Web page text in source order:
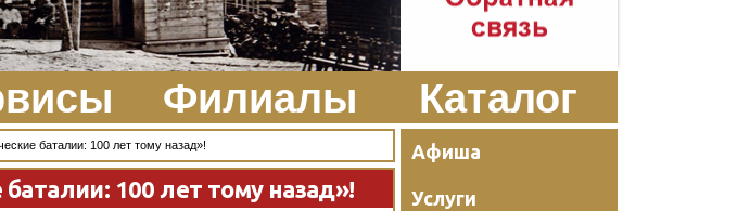
Филиалы Каталог
баталии: 100 лет тому назад»!
100 лет тому назад»!
Афиша
Услуги